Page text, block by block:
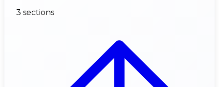
3 sections